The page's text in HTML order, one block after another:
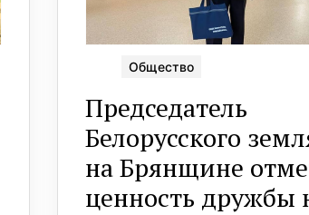
Общество
Председатель
Белорусского
на Брянщине
ценность дружбы